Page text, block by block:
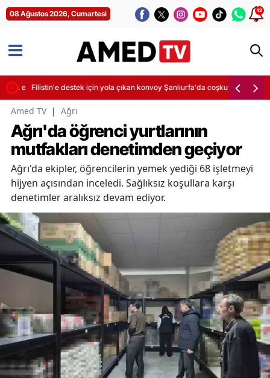
08 Ağustos 2026, Cumartesi 12
ecza yakaladı
Filistin'e destek için yola çıkan konvoy Şanlıurfa'da coşkuyla karşılandı
Amed TV | Ağrı
Ağrı'da öğrenci yurtlarının
mutfakları denetimden geçiyor
Ağrı'da ekipler, öğrencilerin yemek yediği 68 işletmeyi
hijyen açısından inceledi. Sağlıksız koşullara karşı
denetimler aralıksız devam ediyor.